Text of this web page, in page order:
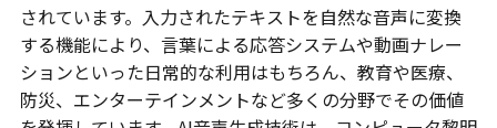
されています。入力されたテキストを自然な音声に変換
する機能により、言葉による応答システムや動画ナレー
ションといった日常的な利用はもちろん、教育や医療、
防災、エンターテインメントなど多くの分野でその価値